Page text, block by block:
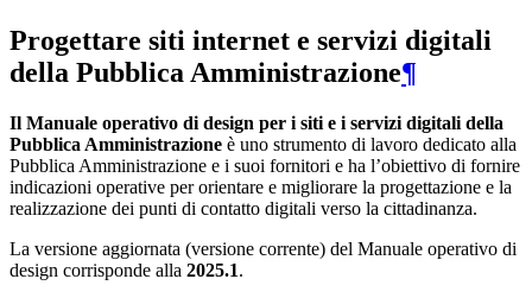
Progettare siti internet e servizi digitali
della Pubblica Amministrazione¶
Il Manuale operativo di design per i siti e i servizi digitali della
Pubblica Amministrazione è uno strumento di lavoro dedicato alla
Pubblica Amministrazione e i suoi fornitori e ha l’obiettivo di fornire
indicazioni operative per orientare e migliorare la progettazione e la
realizzazione dei punti di contatto digitali verso la cittadinanza.
La versione aggiornata (versione corrente) del Manuale operativo di
design corrisponde alla 2025.1.